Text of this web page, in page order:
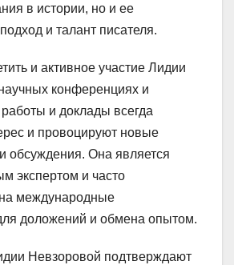
в истории, но и ее
и талант писателя.
и активное участие Лидии
конференциях и
и доклады всегда
и провоцируют новые
обсуждения. Она является
экспертом и часто
международные
доложений и обмена опытом.
Невзоровой подтверждают